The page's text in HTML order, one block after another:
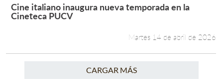
Leer más +
Cine italiano inaugura nueva temporada en la
Cineteca PUCV
Martes 14 de abril de 2026
CARGAR MÁS